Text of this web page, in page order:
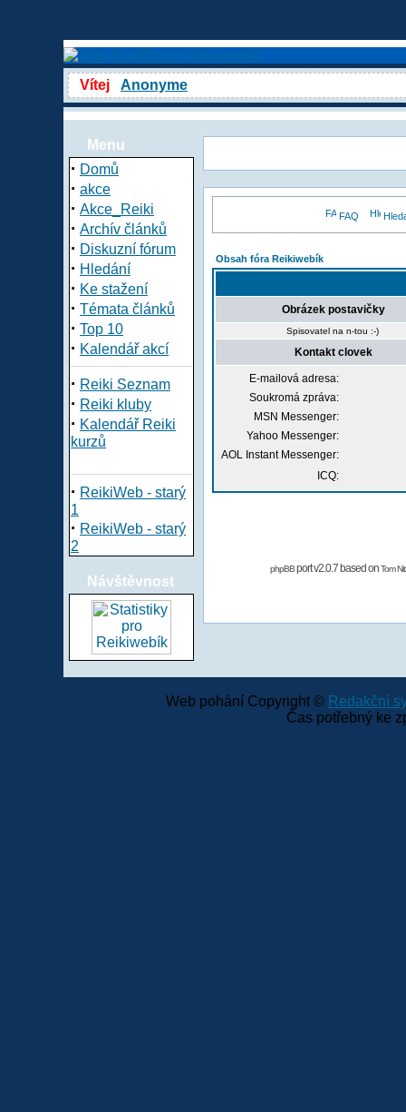
Vítej Anonyme
Menu
· Domů
· akce
· Akce_Reiki
· Archív článků
· Diskuzní fórum
· Hledání
· Ke stažení
· Témata článků
· Top 10
· Kalendář akcí
· Reiki Seznam
· Reiki kluby
· Kalendář Reiki
kurzů
· ReikiWeb - starý
1
· ReikiWeb - starý
2
Návštěvnost
FAQ
Obsah fóra Reikiwebík
Obrázek postavičky
Spisovatel na n-tou :-)
Kontakt clovek
E-mailová adresa:
Soukromá zpráva:
MSN Messenger:
Yahoo Messenger:
AOL Instant Messenger:
ICQ:
phpBBport v2.0.7 based onTom
Web pohání Copyright © Redakční
Čas potřebný ke